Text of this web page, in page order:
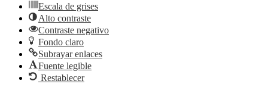
Escala de grises
Alto contraste
Contraste negativo
Fondo claro
Subrayar enlaces
Fuente legible
Restablecer